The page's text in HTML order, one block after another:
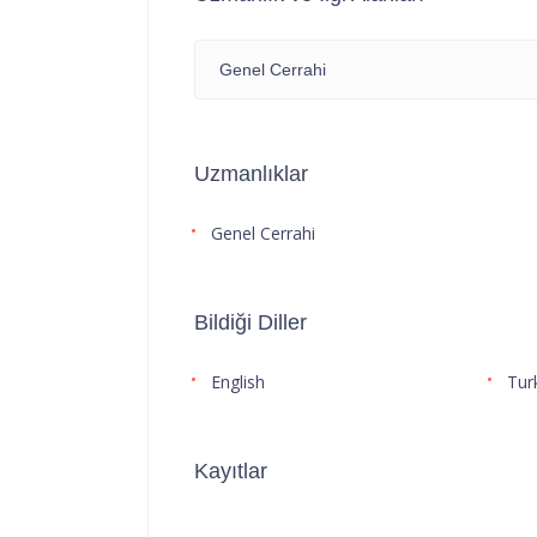
Genel Cerrahi
Uzmanlıklar
Genel Cerrahi
Bildiği Diller
English
Kayıtlar